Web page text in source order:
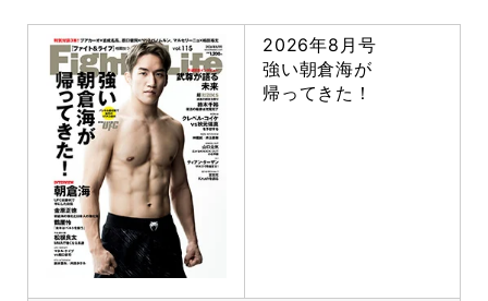
2026年8月号
強い朝倉海が
帰ってきた！